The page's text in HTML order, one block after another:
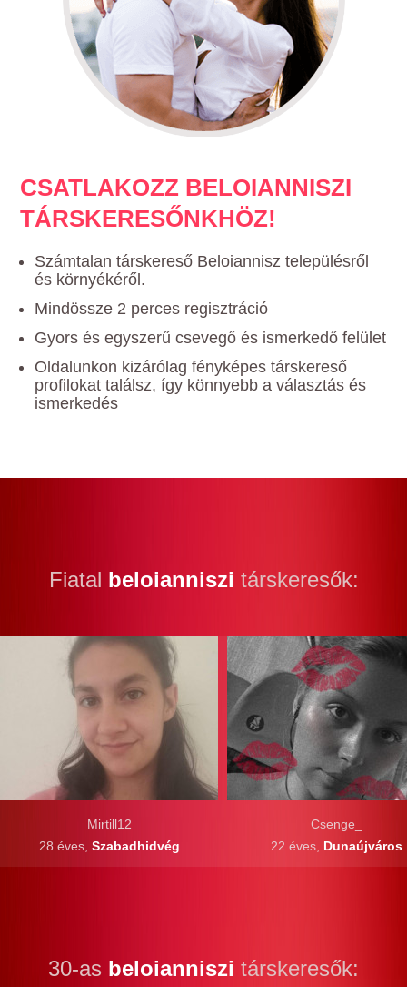
CSATLAKOZZ BELOIANNISZI
TÁRSKERESŐNKHÖZ!
Számtalan társkereső Beloiannisz településről
és környékéről.
Mindössze 2 perces regisztráció
Gyors és egyszerű csevegő és ismerkedő felület
Oldalunkon kizárólag fényképes társkereső
profilokat találsz, így könnyebb a választás és
ismerkedés
Fiatal beloianniszi társkeresők:
Mirtill12
28 éves, Szabadhidvég
Csenge_
22 éves, Dunaújváros
30-as beloianniszi társkeresők: